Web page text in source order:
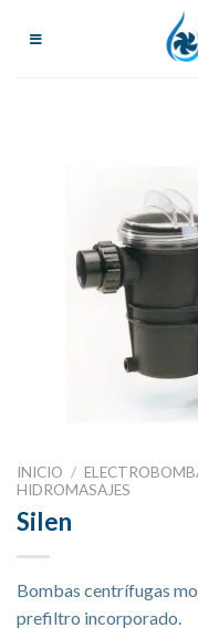
INICIO /
HIDROMASAJES
Silen
Bombas centrífugas
prefiltro incorporado.